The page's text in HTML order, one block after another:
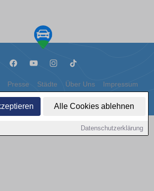
Alle Cookies ablehnen
Datenschutzerklärung
Presse Städte Über Uns Impressum
Datenschutz Cookies
| 1A Infosysteme GmbH | Content by: 1a-sites-autos